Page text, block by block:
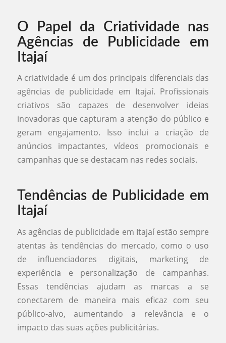
O Papel da Criatividade nas
Agências de Publicidade em
Itajaí
A criatividade é um dos principais diferenciais das
agências de publicidade em Itajaí. Profissionais
criativos são capazes de desenvolver ideias
inovadoras que capturam a atenção do público e
geram engajamento. Isso inclui a criação de
anúncios impactantes, vídeos promocionais e
campanhas que se destacam nas redes sociais.
Tendências de Publicidade em
Itajaí
As agências de publicidade em Itajaí estão sempre
atentas às tendências do mercado, como o uso
de influenciadores digitais, marketing de
experiência e personalização de campanhas.
Essas tendências ajudam as marcas a se
conectarem de maneira mais eficaz com seu
público-alvo, aumentando a relevância e o
impacto das suas ações publicitárias.